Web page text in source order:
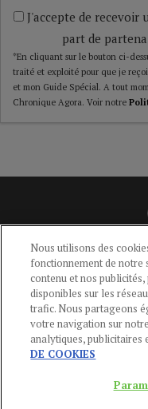
J'accepte de recevoir
part de
*En cliquant sur le bouton ci-
traité et exploité pour que je
et mon Guide Spécial. A tout
Chronique Agora. Voir notre
CGU-POLITIQUE DE
Du Lundi
Nous utilisons des
fonctionnement de notre
contenu et nos
disponibles sur les
trafic. Nous partageons
votre navigation sur
analytiques, publicitaires
DE COOKIES